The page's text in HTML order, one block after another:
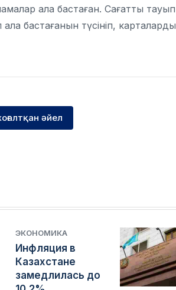
ала бастаған. Сағатты тауып
бастағанын түсініп, карталарды
әйел
ЭКОНОМИКА
Инфляция в
Казахстане
замедлилась до